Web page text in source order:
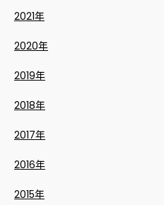
2021年
2020年
2019年
2018年
2017年
2016年
2015年